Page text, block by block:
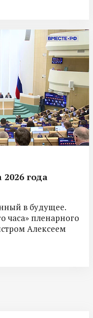
года
в будущее.
часа» пленарного
Алексеем